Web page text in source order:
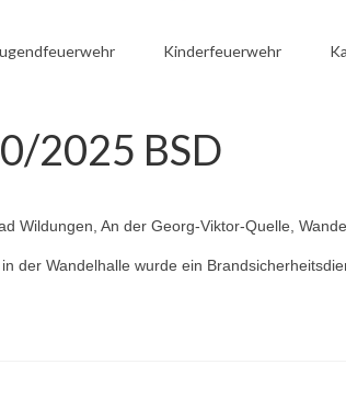
Kinderfeuerwehr
2025 BSD
Wildungen, An der Georg-Viktor-Quelle,
der Wandelhalle wurde ein